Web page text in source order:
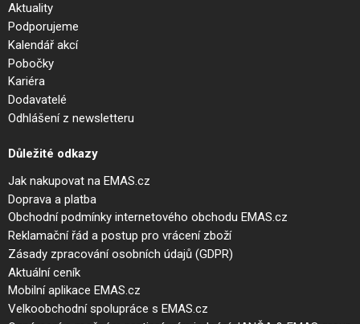
Aktuality
Podporujeme
Kalendář akcí
Pobočky
Kariéra
Dodavatelé
Odhlášení z newsletteru
Důležité odkazy
Jak nakupovat na EMAS.cz
Doprava a platba
Obchodní podmínky internetového obchodu EMAS.cz
Reklamační řád a postup pro vrácení zboží
Zásady zpracování osobních údajů (GDPR)
Aktuální ceník
Mobilní aplikace EMAS.cz
Velkoobchodní spolupráce s EMAS.cz